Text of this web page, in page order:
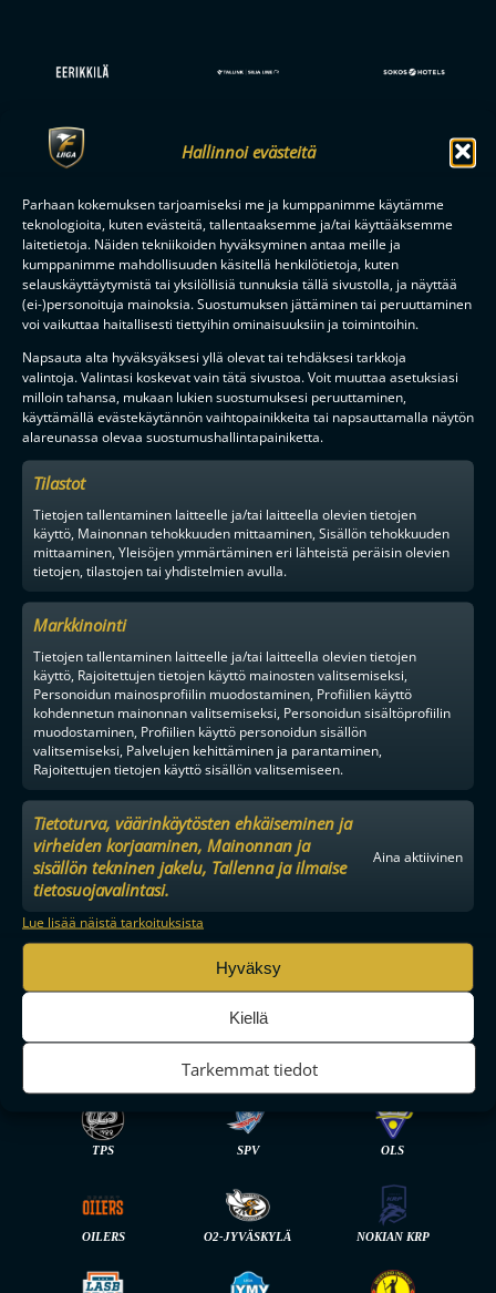
Hallinnoi evästeitä
Parhaan kokemuksen tarjoamiseksi me ja kumppanimme käytämme
teknologioita, kuten evästeitä, tallentaaksemme ja/tai käyttääksemme
laitetietoja. Näiden tekniikoiden hyväksyminen antaa meille ja
kumppanimme mahdollisuuden käsitellä henkilötietoja, kuten
selauskäyttäytymistä tai yksilöllisiä tunnuksia tällä sivustolla, ja näyttää
(ei-)personoituja mainoksia. Suostumuksen jättäminen tai peruuttaminen
voi vaikuttaa haitallisesti tiettyihin ominaisuuksiin ja toimintoihin.
Napsauta alta hyväksyäksesi yllä olevat tai tehdäksesi tarkkoja
valintoja. Valintasi koskevat vain tätä sivustoa. Voit muuttaa asetuksiasi
milloin tahansa, mukaan lukien suostumuksesi peruuttaminen,
käyttämällä evästekäytännön vaihtopainikkeita tai napsauttamalla näytön
alareunassa olevaa suostumushallintapainiketta.
Tilastot
Tietojen tallentaminen laitteelle ja/tai laitteella olevien tietojen
käyttö, Mainonnan tehokkuuden mittaaminen, Sisällön tehokkuuden
mittaaminen, Yleisöjen ymmärtäminen eri lähteistä peräisin olevien
tietojen, tilastojen tai yhdistelmien avulla.
Markkinointi
Tietojen tallentaminen laitteelle ja/tai laitteella olevien tietojen
käyttö, Rajoitettujen tietojen käyttö mainosten valitsemiseksi,
Personoidun mainosprofiilin muodostaminen, Profiilien käyttö
kohdennetun mainonnan valitsemiseksi, Personoidun sisältöprofiilin
muodostaminen, Profiilien käyttö personoidun sisällön
valitsemiseksi, Palvelujen kehittäminen ja parantaminen,
Rajoitettujen tietojen käyttö sisällön valitsemiseen.
Tietoturva, väärinkäytösten ehkäiseminen ja
virheiden korjaaminen, Mainonnan ja
sisällön tekninen jakelu, Tallenna ja ilmaise
tietosuojavalintasi.
Aina aktiivinen
Lue lisää näistä tarkoituksista
Hyväksy
Kiellä
Tarkemmat tiedot
MAAILMAN VIIHDYTTÄVINTÄ SALIBANDYA
SEURAA MEITÄ SOMESSA
MEDIALLE
YHTEISTYÖKUMPPANIKSI
BRÄNDI
TIETOSUOJA
F-LIIGA MIEHET
TPS SPV OLS
OILERS O2-JYVÄSKYLÄ NOKIAN KRP